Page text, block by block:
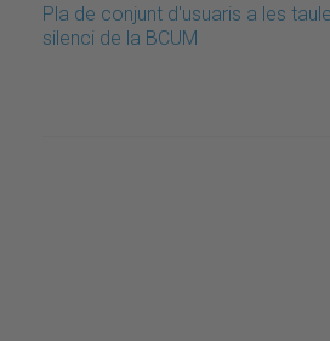
Pla de conjunt d'usuaris a les
silenci de la BCUM